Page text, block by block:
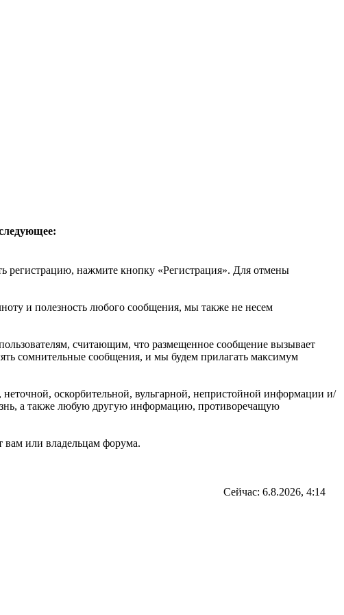
регистрацию, нажмите кнопку «Регистрация». Для отмены
и полезность любого сообщения, мы также не несем
считающим, что размещенное сообщение вызывает
сомнительные сообщения, и мы будем прилагать максимум
оскорбительной, вульгарной, непристойной информации и/
а также любую другую информацию, противоречащую
вам или владельцам форума.
Сейчас: 6.8.2026, 4:14